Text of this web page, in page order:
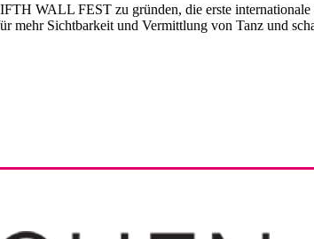
WALL FEST zu gründen, die erste
mehr Sichtbarkeit und Vermittlung von Tanz und